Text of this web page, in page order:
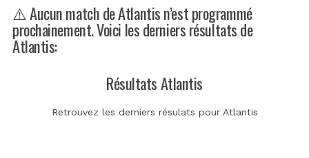
⚠️ Aucun match de Atlantis n’est programmé
prochainement. Voici les derniers résultats de
Atlantis:
Résultats Atlantis
Retrouvez les derniers résulats pour Atlantis